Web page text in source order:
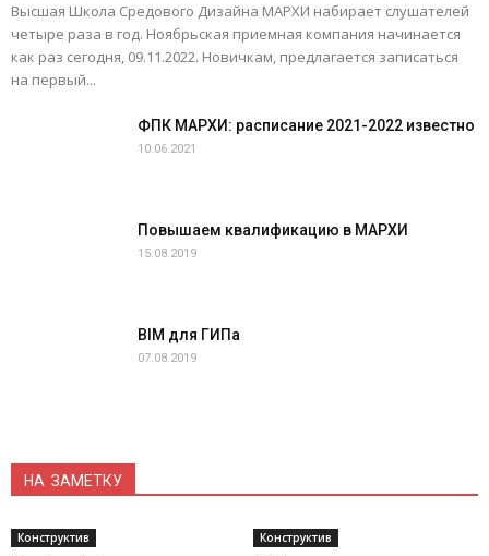
Высшая Школа Средового Дизайна МАРХИ набирает слушателей
четыре раза в год. Ноябрьская приемная компания начинается
как раз сегодня, 09.11.2022. Новичкам, предлагается записаться
на первый...
ФПК МАРХИ: расписание 2021-2022 известно
10.06.2021
Повышаем квалификацию в МАРХИ
15.08.2019
BIM для ГИПа
07.08.2019
НА ЗАМЕТКУ
Конструктив Конструктив